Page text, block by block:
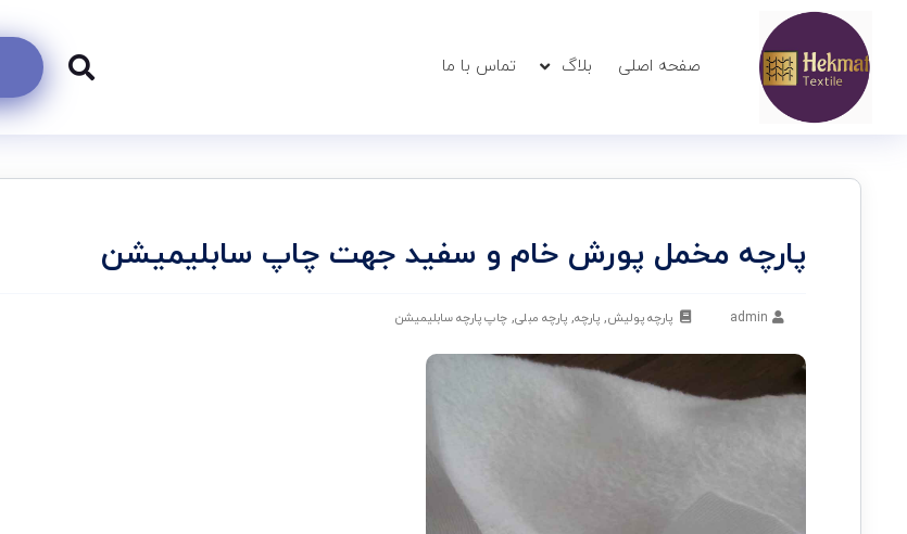
صفحه اصلی بلاگ تماس با ما
پارچه مخمل پورش خام و سفید جهت چاپ سابلیمیشن
پارچه پولیش,پارچه,پارچه مبلی,چاپ پارچه سابلیمیشن